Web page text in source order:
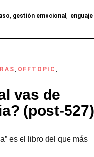
, gestión emocional, lenguaje
, OFFTOPIC ,
vas de
(post-527)
es el libro del que más